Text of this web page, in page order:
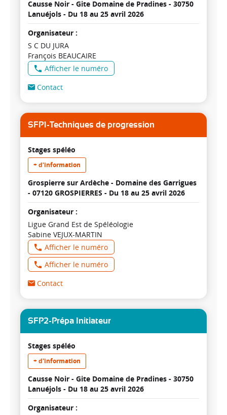
Causse Noir - Gite Domaine de Pradines - 30750
Lanuéjols - Du 18 au 25 avril 2026
Organisateur :
S C DU JURA
François BEAUCAIRE
Afficher le numéro
Contact
SFP1-Techniques de progression
Stages spéléo
+ d'information
Grospierre sur Ardèche - Domaine des Garrigues
- 07120 GROSPIERRES - Du 18 au 25 avril 2026
Organisateur :
Ligue Grand Est de Spéléologie
Sabine VEJUX-MARTIN
Afficher le numéro
Afficher le numéro
Contact
SFP2-Prépa Initiateur
Stages spéléo
+ d'information
Causse Noir - Gite Domaine de Pradines - 30750
Lanuéjols - Du 18 au 25 avril 2026
Organisateur :